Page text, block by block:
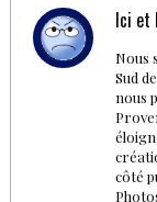
Ici et
Nous
Sud
nous
côté